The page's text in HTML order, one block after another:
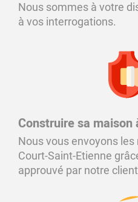
Nous sommes à votre
à vos interrogations.
Construire sa
Nous vous envoyons
Court-Saint-Etienne
approuvé par notre